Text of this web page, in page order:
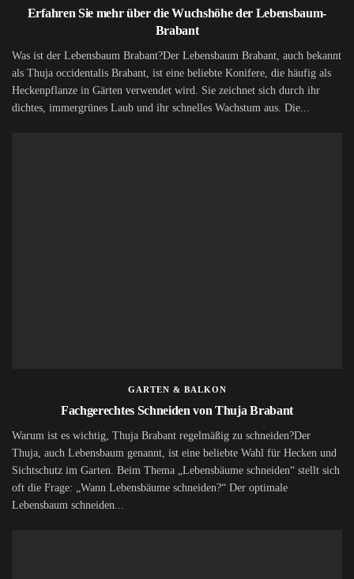
Erfahren Sie mehr über die Wuchshöhe der Lebensbaum-
Brabant
Was ist der Lebensbaum Brabant?Der Lebensbaum Brabant, auch bekannt
als Thuja occidentalis Brabant, ist eine beliebte Konifere, die häufig als
Heckenpflanze in Gärten verwendet wird. Sie zeichnet sich durch ihr
dichtes, immergrünes Laub und ihr schnelles Wachstum aus. Die...
GARTEN & BALKON
Fachgerechtes Schneiden von Thuja Brabant
Warum ist es wichtig, Thuja Brabant regelmäßig zu schneiden?Der
Thuja, auch Lebensbaum genannt, ist eine beliebte Wahl für Hecken und
Sichtschutz im Garten. Beim Thema „Lebensbäume schneiden“ stellt sich
oft die Frage: „Wann Lebensbäume schneiden?“ Der optimale
Lebensbaum schneiden...